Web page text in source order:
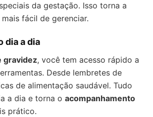
da gestação. Isso torna a
fácil de gerenciar.
dia a dia
gravidez, você tem acesso rápido a
Desde lembretes de
de alimentação saudável. Tudo
a dia e torna o acompanhamento
prático.